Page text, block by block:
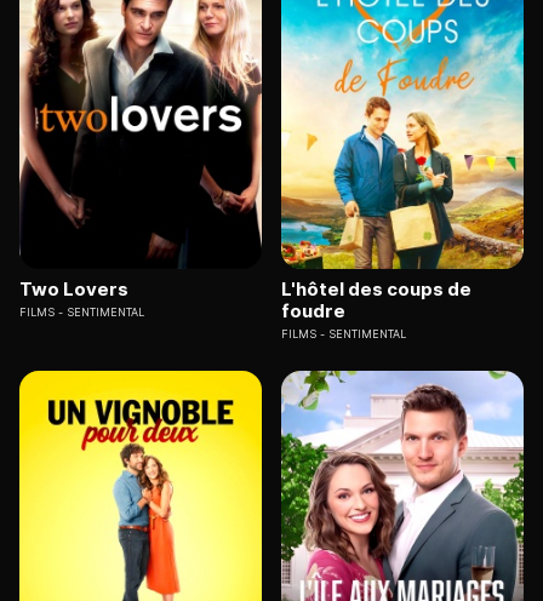
Two Lovers
FILMS SENTIMENTAL
L'hôtel des coups de
foudre
FILMS SENTIMENTAL